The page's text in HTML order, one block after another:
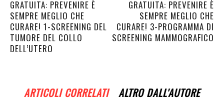
GRATUITA: PREVENIRE È
SEMPRE MEGLIO CHE
CURARE! 1-SCREENING DEL
TUMORE DEL COLLO
DELL’UTERO
GRATUITA: PREVENIRE È
SEMPRE MEGLIO CHE
CURARE! 3-PROGRAMMA DI
SCREENING MAMMOGRAFICO
ARTICOLI CORRELATI ALTRO DALL'AUTORE